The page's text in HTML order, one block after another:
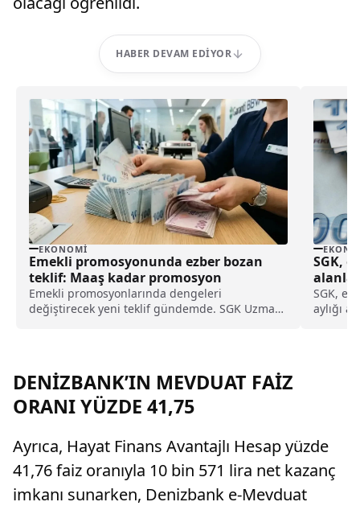
HABER DEVAM EDIYOR
EKONOMI
Emekli promosyonunda ezber bozan
teklif: Maaş kadar promosyon
Emekli promosyonlarında dengeleri
değiştirecek yeni teklif gündemde. SGK Uzmanı
SGK,
SGK,
aylığı
DENİZBANK’IN MEVDUAT FAİZ
ORANI YÜZDE 41,75
Ayrıca, Hayat Finans Avantajlı Hesap yüzde
41,76 faiz oranıyla 10 bin 571 lira net kazanç
imkanı sunarken, Denizbank e-Mevduat